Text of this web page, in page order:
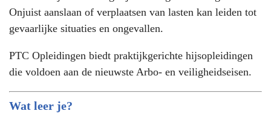
Onjuist aanslaan of verplaatsen van lasten kan leiden tot
gevaarlijke situaties en ongevallen.
PTC Opleidingen biedt praktijkgerichte hijsopleidingen
die voldoen aan de nieuwste Arbo- en veiligheidseisen.
Wat leer je?